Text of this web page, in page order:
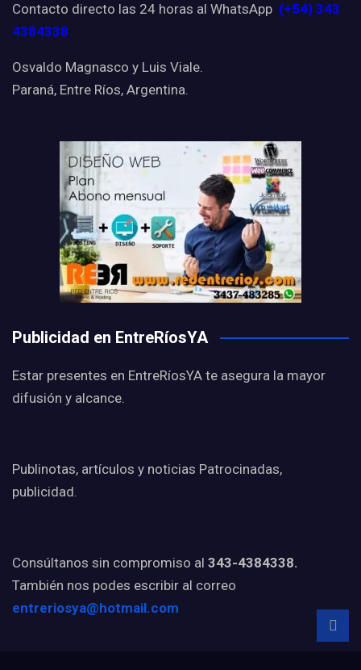
Contacto directo las 24 horas al WhatsApp (+54) 343
4384338
Osvaldo Magnasco y Luis Viale.
Paraná, Entre Ríos, Argentina.
Publicidad en EntreRíosYA
Estar presentes en EntreRíosYA te asegura la mayor
difusión y alcance.
Publinotas, artículos y noticias Patrocinadas,
publicidad.
Consúltanos sin compromiso al 343-4384338.
También nos podes escribir al correo
entreriosya@hotmail.com